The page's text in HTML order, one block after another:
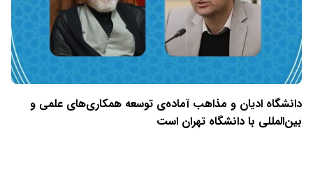
دانشگاه ادیان و مذاهب آماده‌ی توسعه همکاری‌های علمی و
بین‌المللی با دانشگاه تهران است